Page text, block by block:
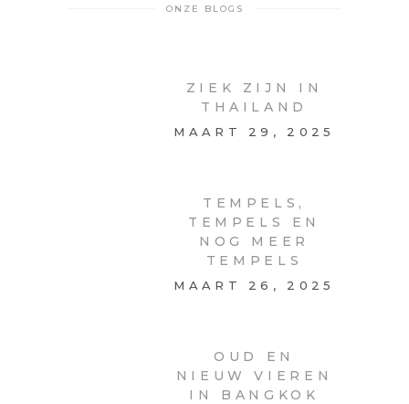
ONZE BLOGS
ZIEK ZIJN IN
THAILAND
MAART 29, 2025
TEMPELS,
TEMPELS EN
NOG MEER
TEMPELS
MAART 26, 2025
OUD EN
NIEUW VIEREN
IN BANGKOK